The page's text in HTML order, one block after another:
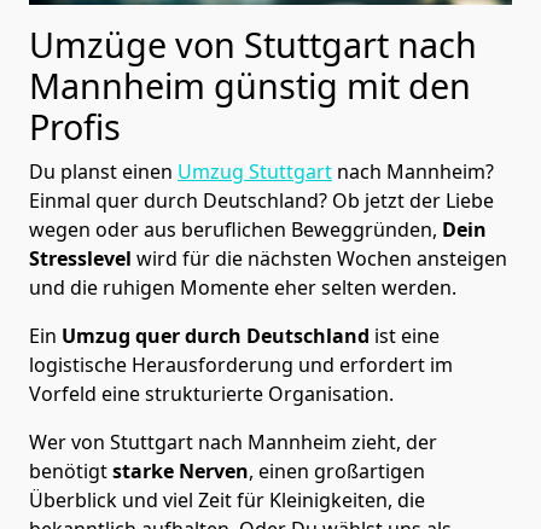
Umzüge von Stuttgart nach
Mannheim günstig mit den
Profis
Du planst einen Umzug Stuttgart nach Mannheim?
Einmal quer durch Deutschland? Ob jetzt der Liebe
wegen oder aus beruflichen Beweggründen, Dein
Stresslevel wird für die nächsten Wochen ansteigen
und die ruhigen Momente eher selten werden.
Ein Umzug quer durch Deutschland ist eine
logistische Herausforderung und erfordert im
Vorfeld eine strukturierte Organisation.
Wer von Stuttgart nach Mannheim zieht, der
benötigtstarke Nerven, einen großartigen
Überblick und viel Zeit für Kleinigkeiten, die